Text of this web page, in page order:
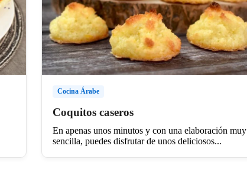
Cocina Árabe
Coquitos caseros
En apenas unos minutos y con una elaboración muy
sencilla, puedes disfrutar de unos deliciosos...